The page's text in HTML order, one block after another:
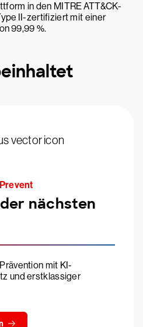
in den MITRE ATT&CK-
II-zertifiziert mit einer
99,99 %.
nächsten
mit KI-
und erstklassiger